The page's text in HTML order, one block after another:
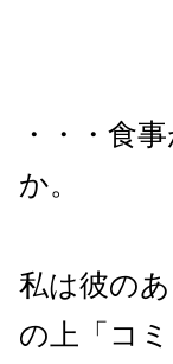
・・・食
か。
私は彼の
の上「コ